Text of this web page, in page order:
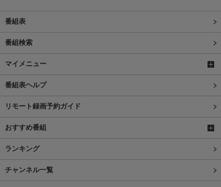
番組表
番組検索
マイメニュー
番組表ヘルプ
リモート録画予約ガイド
おすすめ番組
ランキング
チャンネル一覧